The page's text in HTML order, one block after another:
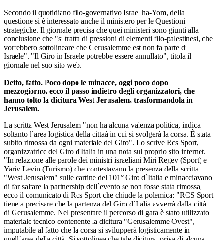
Secondo il quotidiano filo-governativo Israel ha-Yom, della
questione si è interessato anche il ministero per le Questioni
strategiche. Il giornale precisa che quei ministeri sono giunti alla
conclusione che "si tratta di pressioni di elementi filo-palestinesi, che
vorrebbero sottolineare che Gerusalemme est non fa parte di
Israele". "Il Giro in Israele potrebbe essere annullato", titola il
giornale nel suo sito web.
Detto, fatto. Poco dopo le minacce, oggi poco dopo
mezzogiorno, ecco il passo indietro degli organizzatori, che
hanno tolto la dicitura West Jerusalem, trasformandola in
Jerusalem.
La scritta West Jerusalem "non ha alcuna valenza politica, indica
soltanto l`area logistica della cittaà in cui si svolgerà la corsa. È stata
subito rimossa da ogni materiale del Giro". Lo scrive Rcs Sport,
organizzatrice del Giro d'Italia in una nota sul proprio sito internet.
"In relazione alle parole dei ministri israeliani Miri Regev (Sport) e
Yariv Levin (Turismo) che contestavano la presenza della scritta
"West Jerusalem" sulle cartine del 101° Giro d`Italia e minacciavano
di far saltare la partnership dell`evento se non fosse stata rimossa,
ecco il comunicato di Rcs Sport che chiude la polemica: "RCS Sport
tiene a precisare che la partenza del Giro d`Italia avverrà dalla città
di Gerusalemme. Nel presentare il percorso di gara è stato utilizzato
materiale tecnico contenente la dicitura "Gerusalemme Ovest",
imputabile al fatto che la corsa si svilupperà logisticamente in